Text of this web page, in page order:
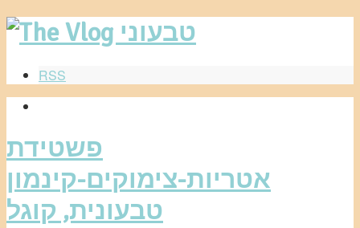
RSS
פשטידת
אטריות-צימוקים-קינמון
טבעונית, קוגל